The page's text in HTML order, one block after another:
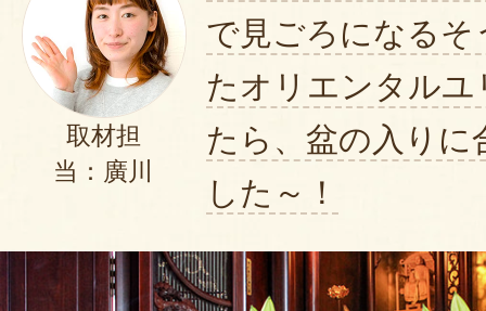
取材担
当：廣川
で見ごろになるそ
たオリエンタル
たら、盆の入りに
した～！